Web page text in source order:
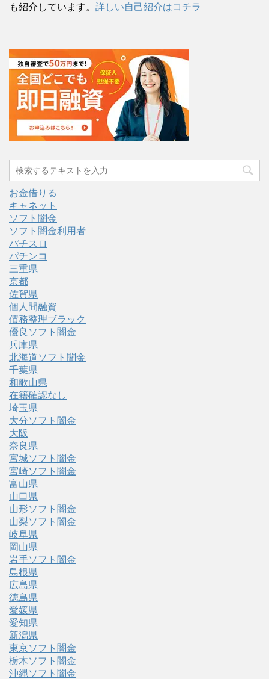
も紹介しています。 詳しい自己紹介はコチラ
お金借りる
キャネット
ソフト闇金
ソフト闇金利用者
パチスロ
パチンコ
三重県
京都
佐賀県
個人間融資
債務整理ブラック
優良ソフト闇金
兵庫県
北海道ソフト闇金
千葉県
和歌山県
在籍確認なし
埼玉県
大分ソフト闇金
大阪
奈良県
宮城ソフト闇金
宮崎ソフト闇金
富山県
山口県
山形ソフト闇金
山梨ソフト闇金
岐阜県
岡山県
岩手ソフト闇金
島根県
広島県
徳島県
愛媛県
愛知県
新潟県
東京ソフト闇金
栃木ソフト闇金
沖縄ソフト闇金